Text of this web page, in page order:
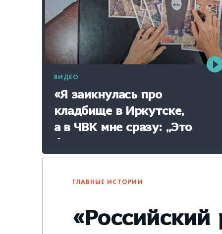
ВИДЕО
«Я заикнулась про
кладбище в Иркутске,
а в ЧВК мне сразу: „Это
ГЛАВНЫЕ ИСТОРИИ